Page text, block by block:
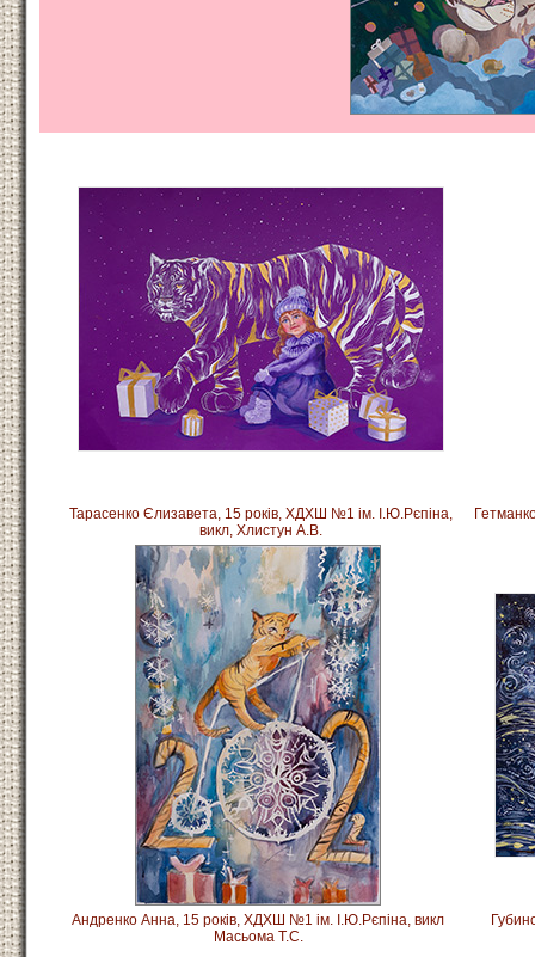
Тарасенко Єлизавета, 15 років, ХДХШ №1 ім. І.Ю.Рєпіна,
викл, Хлистун А.В.
Андренко Анна, 15 років, ХДХШ №1 ім. І.Ю.Рєпіна, викл
Масьома Т.С.